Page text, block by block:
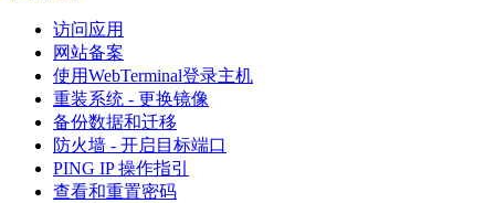
访问应用
网站备案
使用WebTerminal登录主机
重装系统 - 更换镜像
备份数据和迁移
防火墙 - 开启目标端口
PING IP 操作指引
查看和重置密码